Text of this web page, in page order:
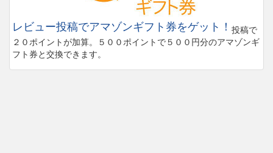
レビュー投稿でアマゾンギフト券をゲット！ 投稿で
２０ポイントが加算。５００ポイントで５００円分のアマゾンギ
フト券と交換できます。